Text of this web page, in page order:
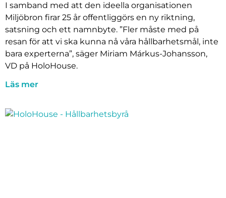
I samband med att den ideella organisationen
Miljöbron firar 25 år offentliggörs en ny riktning,
satsning och ett namnbyte. ”Fler måste med på
resan för att vi ska kunna nå våra hållbarhetsmål, inte
bara experterna”, säger Miriam Márkus-Johansson,
VD på HoloHouse.
Läs mer